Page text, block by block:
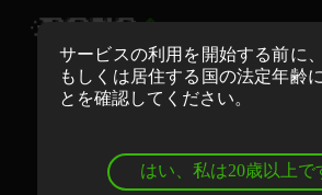
ボンズカジノでリアルマネー
ボンズカジノでデモゲームを
サービスの利用を開始する前に
もしくは居住する国の法定年齢
とを確認してください。
はい、私は20歳以上で